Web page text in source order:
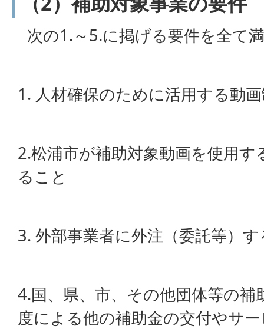
次の1.～5.に掲げる要件を全
1. 人材確保のために活用する動
2.松浦市が補助対象動画を使用
ること
3. 外部事業者に外注（委託等）
4.国、県、市、その他団体等の
度による他の補助金の交付やサ